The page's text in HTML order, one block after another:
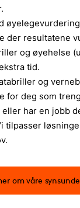
der resultatene
og øyehelse
tid.
og
for deg som
har en jobb
tilpasser
om våre